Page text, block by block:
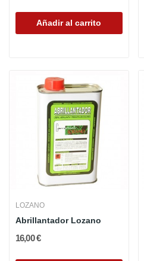
Añadir al carrito
LOZANO
Abrillantador Lozano
16,00 €